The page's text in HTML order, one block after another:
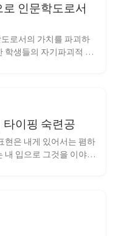
인문학도로서
로서의 가치를 파괴하
생들의 자기파괴적 AI
이핑 숙련공
현은 내게 있어서는 폄하
내 입으로 그것을 이야기